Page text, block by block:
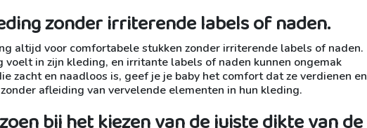
zonder irriterende labels of naden.
altijd voor comfortabele stukken zonder irriterende labels of naden.
in zijn kleding, en irritante labels of naden kunnen ongemak
zacht en naadloos is, geef je je baby het comfort dat ze verdienen en
afleiding van vervelende elementen in hun kleding.